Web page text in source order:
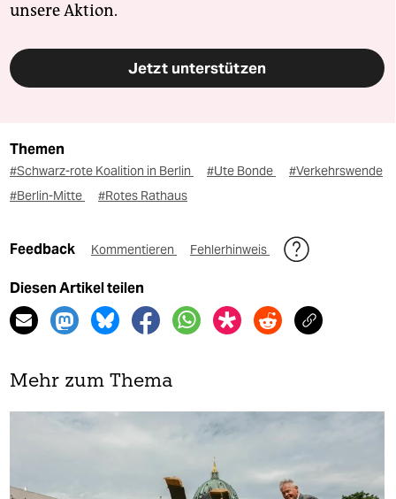
unsere Aktion.
Jetzt unterstützen
Themen
#Schwarz-rote Koalition in Berlin #Ute Bonde
#Verkehrswende
#Berlin-Mitte
#Rotes Rathaus
Feedback Kommentieren Fehlerhinweis
Diesen Artikel teilen
Mehr zum Thema